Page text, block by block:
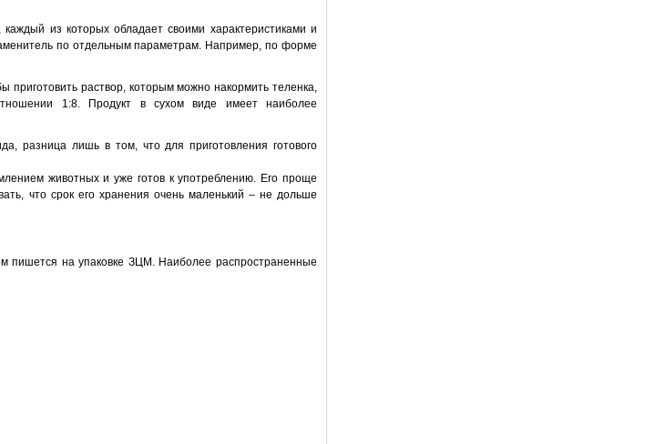
из которых обладает своими характеристиками и
по отдельным параметрам. Например, по форме
раствор, которым можно накормить теленка,
1:8. Продукт в сухом виде имеет наиболее
разница лишь в том, что для приготовления готового
животных и уже готов к употреблению. Его проще
что срок его хранения очень маленький – не дольше
пишется на упаковке ЗЦМ. Наиболее распространенные